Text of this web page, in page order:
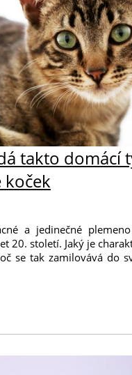
takto domácí
koček
a jedinečné
20. století. Jaký je
se tak zamilovává do